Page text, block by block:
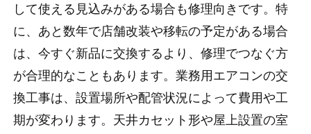
して使える見込みがある場合も修理向きです。特
に、あと数年で店舗改装や移転の予定がある場合
は、今すぐ新品に交換するより、修理でつなぐ方
が合理的なこともあります。業務用エアコンの交
換工事は、設置場所や配管状況によって費用や工
期が変わります。天井カセット形や屋上設置の室